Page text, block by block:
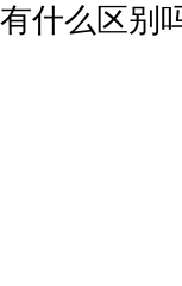
有什么区别